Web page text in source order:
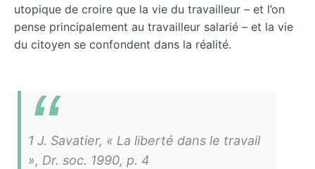
utopique de croire que la vie du travailleur – et l’on
pense principalement au travailleur salarié – et la vie
du citoyen se confondent dans la réalité.
1 J. Savatier, « La liberté dans le travail
», Dr. soc. 1990, p. 4